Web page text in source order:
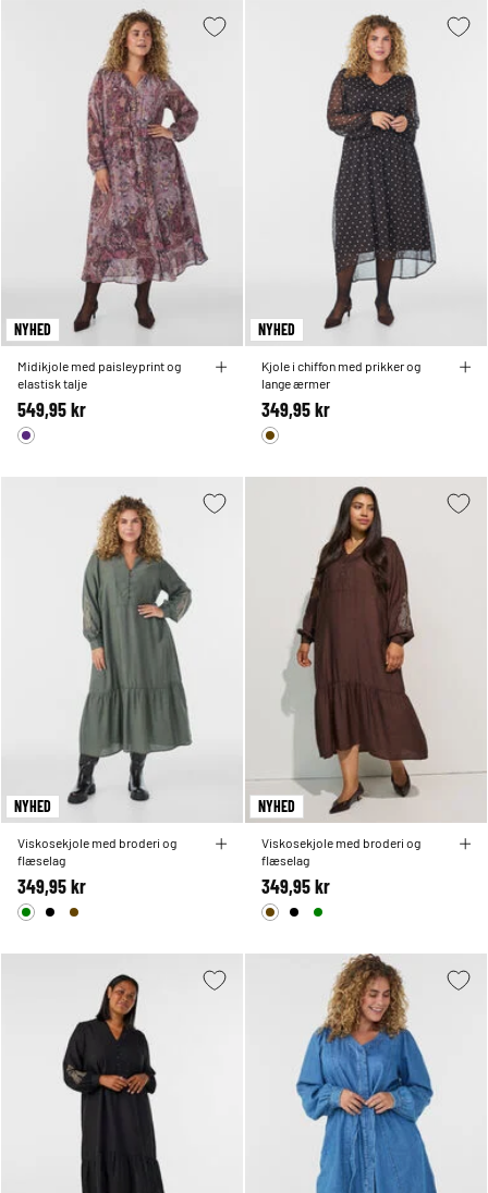
NYHED
Midikjole med paisleyprint og
elastisk talje
549,95 kr
NYHED
Kjole i chiffon med prikker og
lange ærmer
349,95 kr
NYHED
Viskosekjole med broderi og
flæselag
349,95 kr
NYHED
Viskosekjole med broderi og
flæselag
349,95 kr